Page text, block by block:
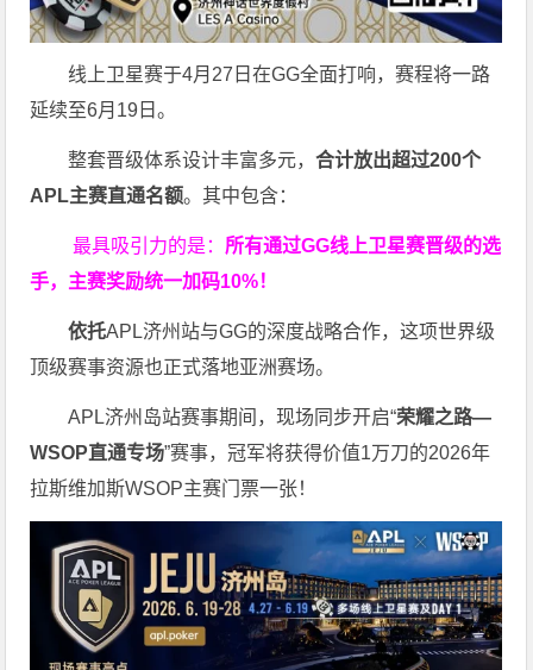
线上卫星赛于4月27日在GG全面打响，赛程将一路
延续至6月19日。
整套晋级体系设计丰富多元，合计放出超过200个
APL主赛直通名额。其中包含：
最具吸引力的是： 所有通过GG线上卫星赛晋级的选
手，主赛奖励统一加码10%！
依托APL济州站与GG的深度战略合作，这项世界级
顶级赛事资源也正式落地亚洲赛场。
APL济州岛站赛事期间，现场同步开启“荣耀之路—
WSOP直通专场”赛事，冠军将获得价值1万刀的2026年
拉斯维加斯WSOP主赛门票一张！